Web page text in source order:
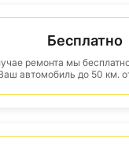
Бесплатно
ремонта мы
автомобиль до 50 км.